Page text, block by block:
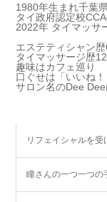
1980年生まれ千葉
タイ政府認定校
2022年 タイマッサ
エステティシャン
タイマッサージ歴
趣味はカフェ巡り
口ぐせは「いいね！
サロン名のDee Dee
リフェイシャルを
瞳さんの一つ一つの